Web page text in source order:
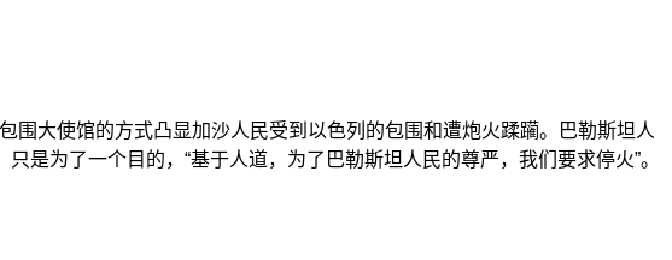
围大使馆的方式凸显加沙人民受到以色列的包围和遭炮火蹂躏。巴勒斯坦人
是为了一个目的，“基于人道，为了巴勒斯坦人民的尊严，我们要求停火”。